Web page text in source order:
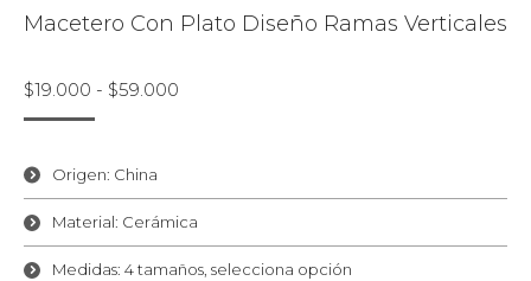
Macetero Con Plato Diseño Ramas Verticales
$19.000 - $59.000
$19.000
hasta
$59.000
Origen: China
Material: Cerámica
Medidas: 4 tamaños, selecciona opción